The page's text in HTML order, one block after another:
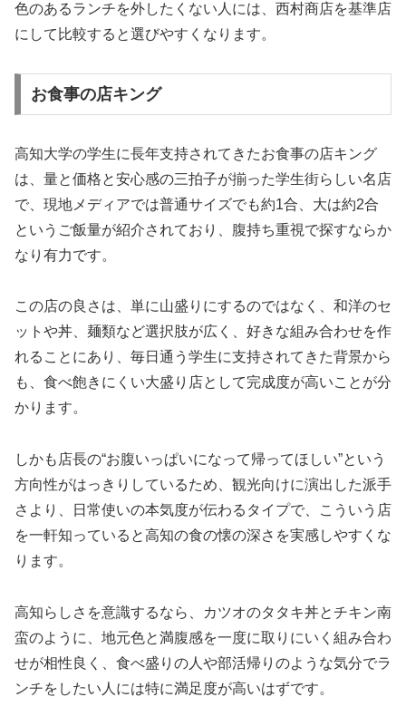
色のあるランチを外したくない人には、西村商店を基準店
にして比較すると選びやすくなります。
お食事の店キング
高知大学の学生に長年支持されてきたお食事の店キング
は、量と価格と安心感の三拍子が揃った学生街らしい名店
で、現地メディアでは普通サイズでも約1合、大は約2合
というご飯量が紹介されており、腹持ち重視で探すならか
なり有力です。
この店の良さは、単に山盛りにするのではなく、和洋のセ
ットや丼、麺類など選択肢が広く、好きな組み合わせを作
れることにあり、毎日通う学生に支持されてきた背景から
も、食べ飽きにくい大盛り店として完成度が高いことが分
かります。
しかも店長の“お腹いっぱいになって帰ってほしい”という
方向性がはっきりしているため、観光向けに演出した派手
さより、日常使いの本気度が伝わるタイプで、こういう店
を一軒知っていると高知の食の懐の深さを実感しやすくな
ります。
高知らしさを意識するなら、カツオのタタキ丼とチキン南
蛮のように、地元色と満腹感を一度に取りにいく組み合わ
せが相性良く、食べ盛りの人や部活帰りのような気分でラ
ンチをしたい人には特に満足度が高いはずです。